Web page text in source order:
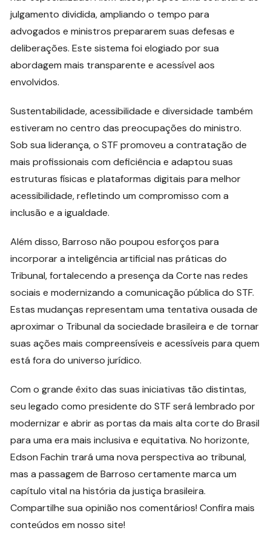
julgamento dividida, ampliando o tempo para
advogados e ministros prepararem suas defesas e
deliberações. Este sistema foi elogiado por sua
abordagem mais transparente e acessível aos
envolvidos.
Sustentabilidade, acessibilidade e diversidade também
estiveram no centro das preocupações do ministro.
Sob sua liderança, o STF promoveu a contratação de
mais profissionais com deficiência e adaptou suas
estruturas físicas e plataformas digitais para melhor
acessibilidade, refletindo um compromisso com a
inclusão e a igualdade.
Além disso, Barroso não poupou esforços para
incorporar a inteligência artificial nas práticas do
Tribunal, fortalecendo a presença da Corte nas redes
sociais e modernizando a comunicação pública do STF.
Estas mudanças representam uma tentativa ousada de
aproximar o Tribunal da sociedade brasileira e de tornar
suas ações mais compreensíveis e acessíveis para quem
está fora do universo jurídico.
Com o grande êxito das suas iniciativas tão distintas,
seu legado como presidente do STF será lembrado por
modernizar e abrir as portas da mais alta corte do Brasil
para uma era mais inclusiva e equitativa. No horizonte,
Edson Fachin trará uma nova perspectiva ao tribunal,
mas a passagem de Barroso certamente marca um
capítulo vital na história da justiça brasileira.
Compartilhe sua opinião nos comentários! Confira mais
conteúdos em nosso site!